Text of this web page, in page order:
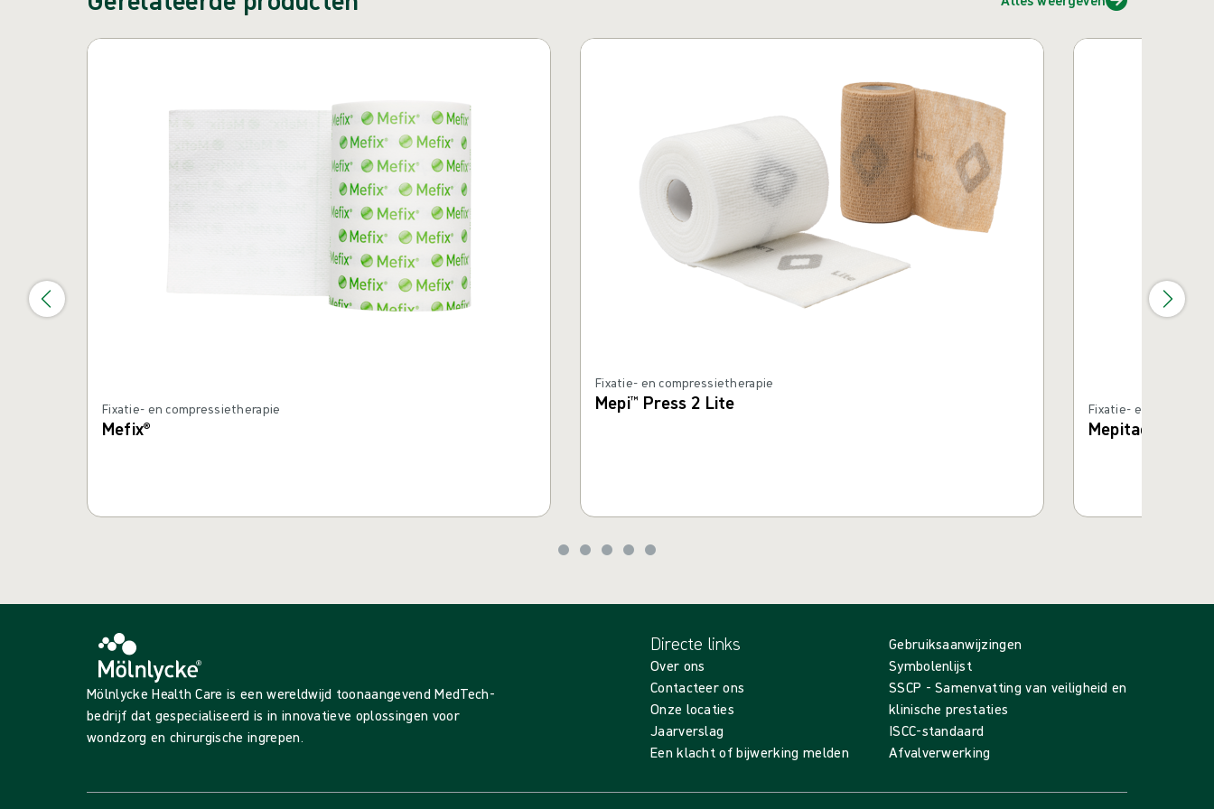
Fixatie- en compressietherapie
Mefix®
Fixatie- en compressietherapie
Mepi™ Press 2 Lite Fixatie- en
Mepitac®
Mölnlycke Health Care is een wereldwijd toonaangevend MedTech-
bedrijf dat gespecialiseerd is in innovatieve oplossingen voor
wondzorg en chirurgische ingrepen.
Directe links
Over ons
Contacteer ons
Onze locaties
Jaarverslag
Een klacht of bijwerking melden
Gebruiksaanwijzingen
Symbolenlijst
SSCP - Samenvatting van veiligheid en
klinische prestaties
ISCC-standaard
Afvalverwerking